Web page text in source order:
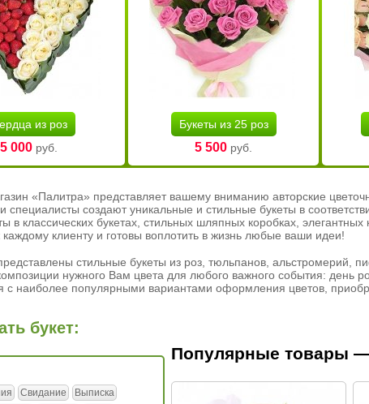
из роз
5 000 руб.
Букеты из 25 роз
5 500 руб.
«Палитра» представляет вашему вниманию авторские
специалисты создают уникальные и стильные букеты в
в классических букетах, стильных шляпных коробках,
клиенту и готовы воплотить в жизнь любые ваши идеи!
стильные букеты из роз, тюльпанов, альстромерий,
нужного Вам цвета для любого важного события: день
с наиболее популярными вариантами оформления цветов,
букет:
Свидание
Выписка
Популярные товары